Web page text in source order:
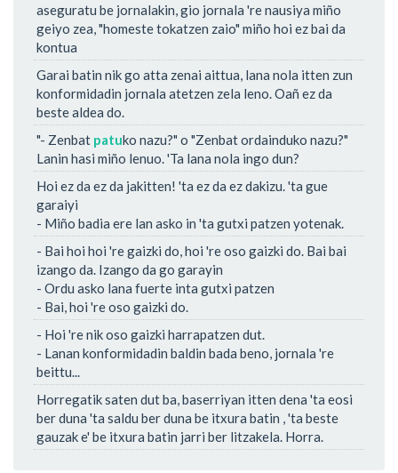
aseguratu be jornalakin, gio jornala 're nausiya miño
geiyo zea, "homeste tokatzen zaio" miño hoi ez bai da
kontua
Garai batin nik go atta zenai aittua, lana nola itten zun
konformidadin jornala atetzen zela leno. Oañ ez da
beste aldea do.
"- Zenbat patuko nazu?" o "Zenbat ordainduko nazu?"
Lanin hasi miño lenuo. 'Ta lana nola ingo dun?
Hoi ez da ez da jakitten! 'ta ez da ez dakizu. 'ta gue
garaiyi
- Miño badia ere lan asko in 'ta gutxi patzen yotenak.
- Bai hoi hoi 're gaizki do, hoi 're oso gaizki do. Bai bai
izango da. Izango da go garayin
- Ordu asko lana fuerte inta gutxi patzen
- Bai, hoi 're oso gaizki do.
- Hoi 're nik oso gaizki harrapatzen dut.
- Lanan konformidadin baldin bada beno, jornala 're
beittu...
Horregatik saten dut ba, baserriyan itten dena 'ta eosi
ber duna 'ta saldu ber duna be itxura batin , 'ta beste
gauzak e' be itxura batin jarri ber litzakela. Horra.